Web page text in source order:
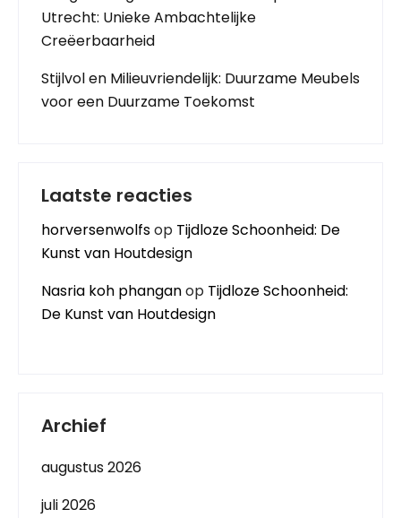
Utrecht: Unieke Ambachtelijke
Creëerbaarheid
Stijlvol en Milieuvriendelijk: Duurzame Meubels
voor een Duurzame Toekomst
Laatste reacties
horversenwolfsop Tijdloze Schoonheid: De
Kunst van Houtdesign
Nasria koh phanganop Tijdloze Schoonheid:
De Kunst van Houtdesign
Archief
augustus 2026
juli 2026